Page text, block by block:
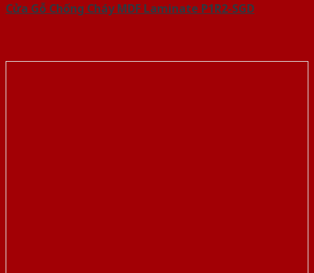
Cửa Gỗ Chống Cháy MDF Laminate P1R2-SGD